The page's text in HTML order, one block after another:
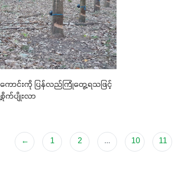
ောင်းကို ပြန်လည်ကြုံတွေ့ရသဖြင့်
က်ပျိုးလာ
← 1 2 ... 10 11